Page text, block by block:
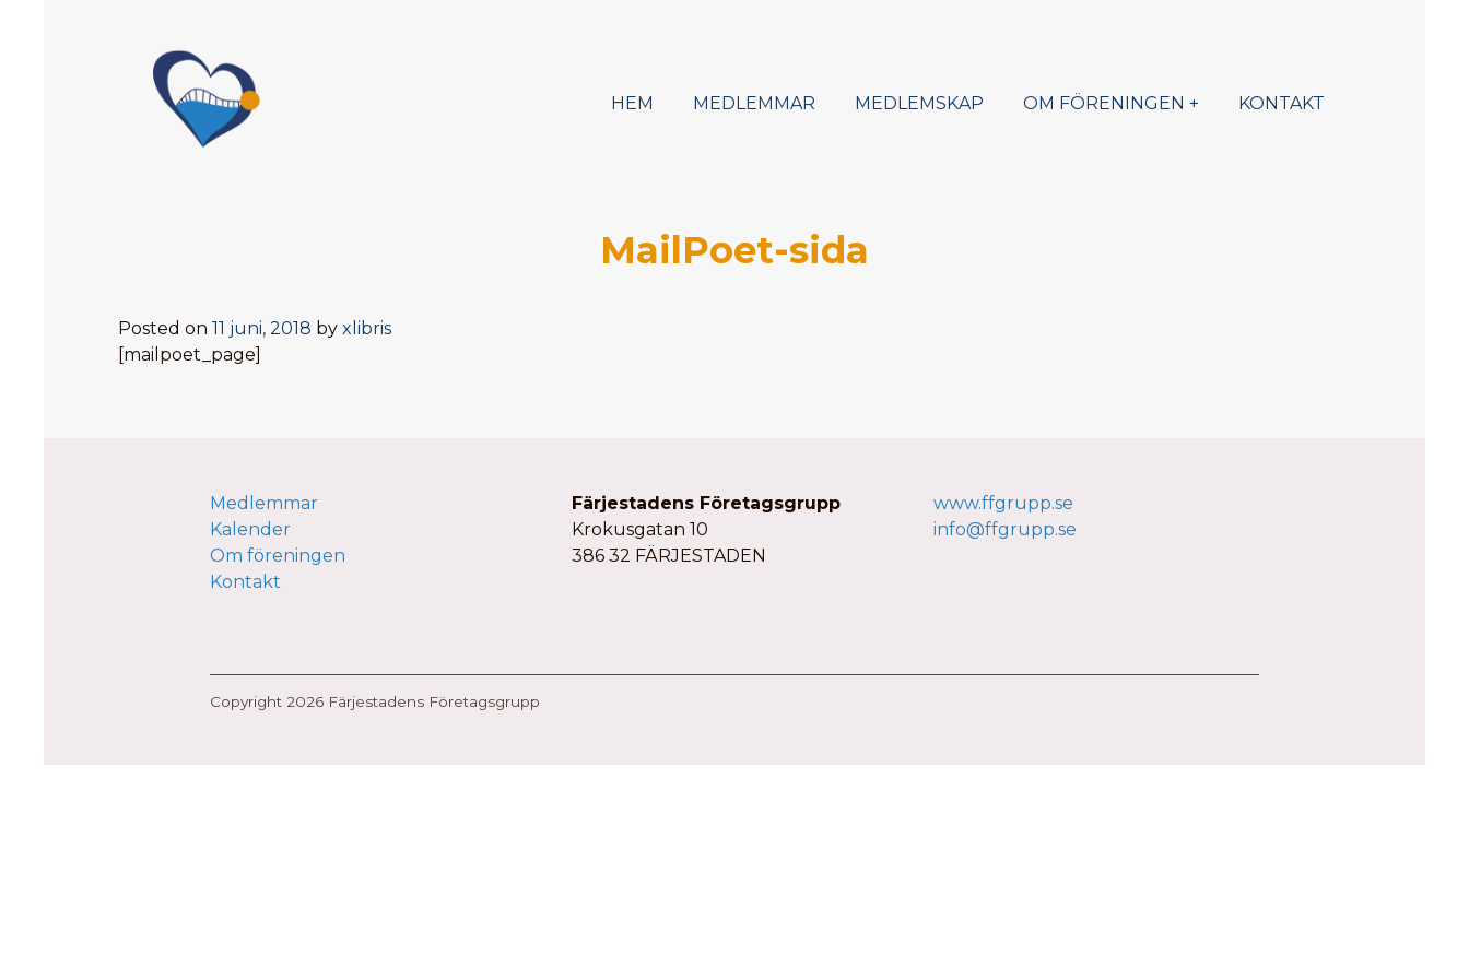
HEM MEDLEMMAR MEDLEMSKAP OM FÖRENINGEN KONTAKT
MailPoet-sida
Posted on11 juni, 2018 byxlibris
[mailpoet_page]
Medlemmar
Kalender
Om föreningen
Kontakt
Färjestadens Företagsgrupp
Krokusgatan 10
386 32 FÄRJESTADEN
www.ffgrupp.se
info@ffgrupp.se
Copyright 2026 Färjestadens Företagsgrupp